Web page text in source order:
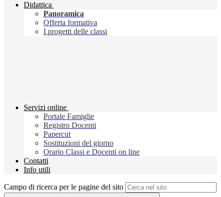
Didattica
Panoramica
Offerta formativa
I progetti delle classi
Servizi online
Portale Famiglie
Registro Docenti
Papercut
Sostituzioni del giorno
Orario Classi e Docenti on line
Contatti
Info utili
Campo di ricerca per le pagine del sito